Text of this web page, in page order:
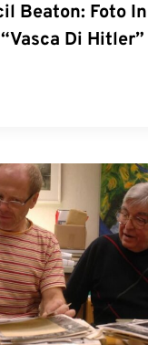
Beaton: Foto
Di Hitler”